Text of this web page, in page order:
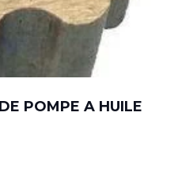
POMPE A HUILE